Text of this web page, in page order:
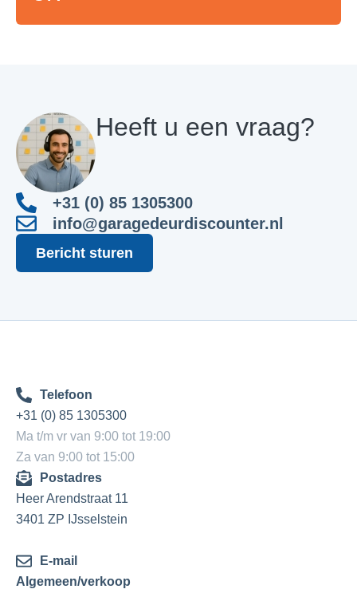
Heeft u een vraag?
+31 (0) 85 1305300
info@garagedeurdiscounter.nl
Bericht sturen
Telefoon
+31 (0) 85 1305300
Ma t/m vr van 9:00 tot 19:00
Za van 9:00 tot 15:00
Postadres
Heer Arendstraat 11
3401 ZP IJsselstein
E-mail
Algemeen/verkoop